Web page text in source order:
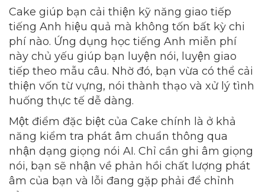
Cake giúp bạn cải thiện kỹ năng giao tiếp
tiếng Anh hiệu quả mà không tốn bất kỳ chi
phí nào. Ứng dụng học tiếng Anh miễn phí
này chủ yếu giúp bạn luyện nói, luyện giao
tiếp theo mẫu câu. Nhờ đó, bạn vừa có thể cải
thiện vốn từ vựng, nói thành thạo và xử lý tình
huống thực tế dễ dàng.
Một điểm đặc biệt của Cake chính là ở khả
năng kiểm tra phát âm chuẩn thông qua
nhận dạng giọng nói AI. Chỉ cần ghi âm giọng
nói, bạn sẽ nhận về phản hồi chất lượng phát
âm của bạn và lỗi đang gặp phải để chỉnh